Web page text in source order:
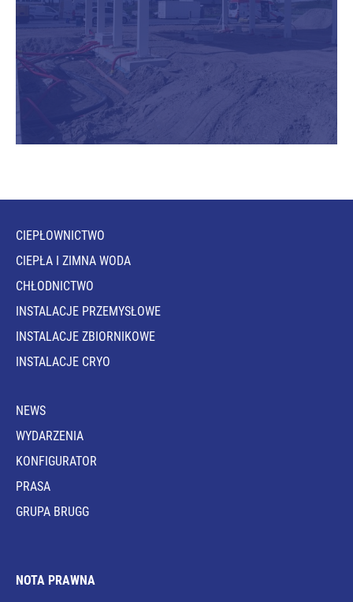
CIEPŁOWNICTWO
CIEPŁA I ZIMNA WODA
CHŁODNICTWO
INSTALACJE PRZEMYSŁOWE
INSTALACJE ZBIORNIKOWE
INSTALACJE CRYO
NEWS
WYDARZENIA
KONFIGURATOR
PRASA
GRUPA BRUGG
NOTA PRAWNA